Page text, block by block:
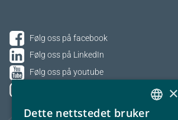
Følg oss på facebook
Følg oss på LinkedIn
Følg oss på youtube
NORWEGIAN
×
Dette nettstedet bruker